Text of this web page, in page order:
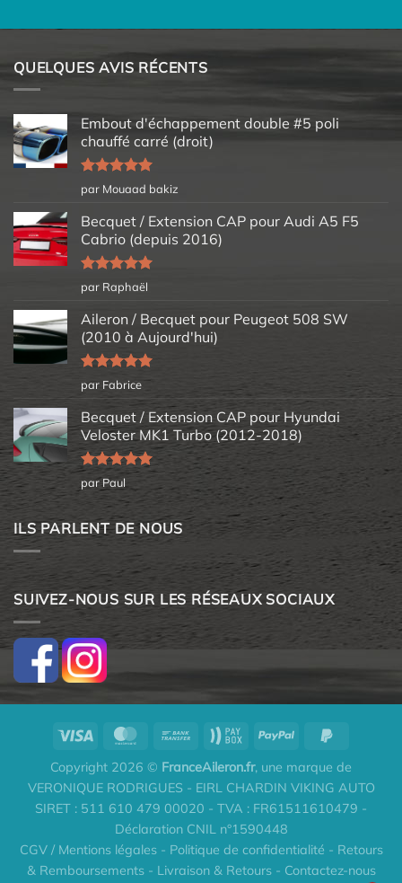
QUELQUES AVIS RÉCENTS
Embout d'échappement double #5 poli
chauffé carré (droit)
Note5sur
5
par Mouaad bakiz
Becquet / Extension CAP pour Audi A5 F5
Cabrio (depuis 2016)
Note5sur
5
par Raphaël
Aileron / Becquet pour Peugeot 508 SW
(2010 à Aujourd'hui)
Note5sur
5
par Fabrice
Becquet / Extension CAP pour Hyundai
Veloster MK1 Turbo (2012-2018)
Note5sur
5
par Paul
ILS PARLENT DE NOUS
SUIVEZ-NOUS SUR LES RÉSEAUX SOCIAUX
Copyright 2026 © FranceAileron.fr, une marque de
VERONIQUE RODRIGUES - EIRL CHARDIN VIKING AUTO
SIRET : 511 610 479 00020 - TVA : FR61511610479 -
Déclaration CNIL n°1590448
CGV / Mentions légales- Politique de confidentialité - Retours
& Remboursements- Livraison & Retours- Contactez-nous